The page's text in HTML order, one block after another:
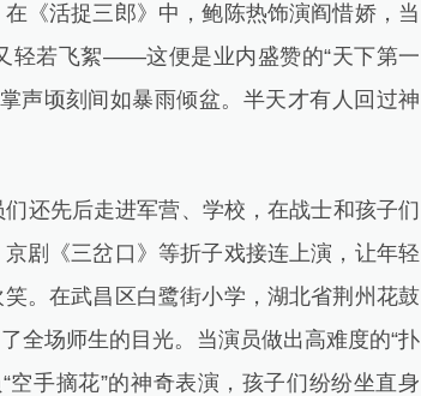
《活捉三郎》中，鲍陈热饰演阎惜娇，当
轻若飞絮——这便是业内盛赞的“天下第一
声顷刻间如暴雨倾盆。半天才有人回过神
先后走进军营、学校，在战士和孩子们
剧《三岔口》等折子戏接连上演，让年轻
。在武昌区白鹭街小学，湖北省荆州花鼓
全场师生的目光。当演员做出高难度的“扑
手摘花”的神奇表演，孩子们纷纷坐直身